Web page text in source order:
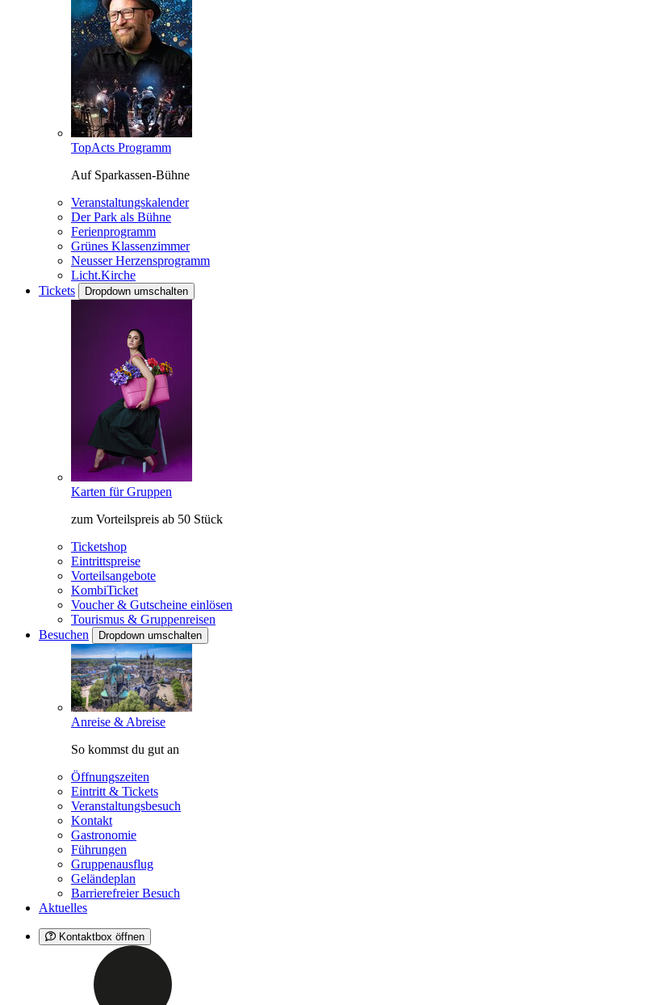
TopActs Programm
Auf Sparkassen-Bühne
Veranstaltungskalender
Der Park als Bühne
Ferienprogramm
Grünes Klassenzimmer
Neusser Herzensprogramm
Licht.Kirche
Tickets
Dropdown umschalten
Karten für Gruppen
zum Vorteilspreis ab 50 Stück
Ticketshop
Eintrittspreise
Vorteilsangebote
KombiTicket
Voucher & Gutscheine einlösen
Tourismus & Gruppenreisen
Besuchen
Dropdown umschalten
Anreise & Abreise
So kommst du gut an
Öffnungszeiten
Eintritt & Tickets
Veranstaltungsbesuch
Kontakt
Gastronomie
Führungen
Gruppenausflug
Geländeplan
Barrierefreier Besuch
Aktuelles
Kontaktbox öffnen